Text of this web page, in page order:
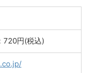
円(税込)